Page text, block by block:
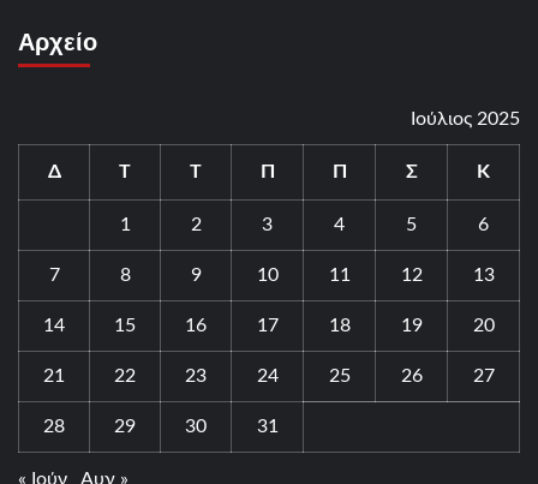
Αρχείο
Ιούλιος 2025
Δ Τ Τ Π Π Σ Κ
1 2 3 4 5 6
7 8 9 10 11 12 13
14 15 16 17 18 19 20
21 22 23 24 25 26 27
28 29 30 31
« Ιούν Αυγ »